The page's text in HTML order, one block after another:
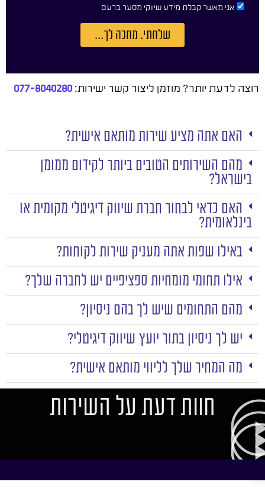
אני מאשר קבלת מידע שיווקי מסער ברעם
שלחתי. מחכה לך...
רוצה לדעת יותר? מוזמן ליצור קשר ישירות:077-8040280
האם אתה מציע שירות מותאם אישית?
מהם השירותים הטובים ביותר לקידום ממומן
בישראל?
האם כדאי לבחור חברת שיווק דיגיטלי מקומית או
בינלאומית?
באילו שפות אתה מעניק שירות לקוחות?
אילו תחומי מומחיות ספציפיים יש לחברה שלך?
מהם התחומים שיש לך בהם ניסיון?
יש לך ניסיון בתור יועץ שיווק דיגיטלי?
מה המחיר שלך לליווי מותאם אישית?
חוות דעת על השירות